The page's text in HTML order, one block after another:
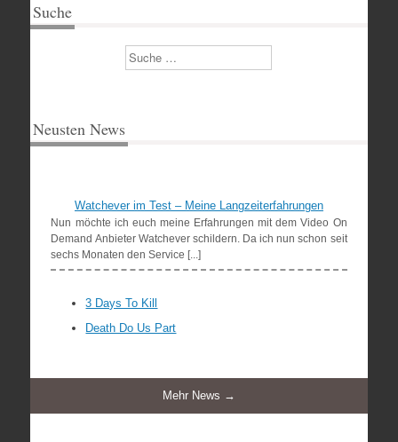
Suche
Suchen
Neusten News
Watchever im Test – Meine Langzeiterfahrungen
Nun möchte ich euch meine Erfahrungen mit dem Video On
Demand Anbieter Watchever schildern. Da ich nun schon seit
sechs Monaten den Service [...]
3 Days To Kill
Death Do Us Part
Mehr News →